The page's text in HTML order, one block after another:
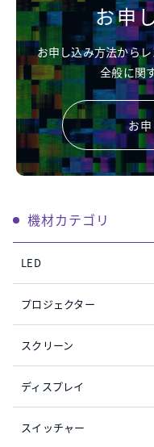
機材カテゴリ
LED
プロジェクター
スクリーン
ディスプレイ
スイッチャー
お申
お申し込み方法から
全般に関
お